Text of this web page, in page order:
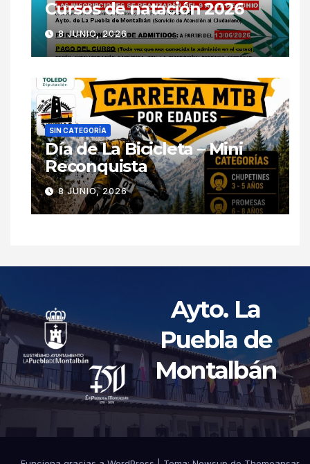
Cursos de natación 2026
8 JUNIO, 2026
SIN CATEGORÍA
Día de La Bicicleta – Mini
Reconquista
8 JUNIO, 2026
Ayto. La
Puebla de
Montalbán